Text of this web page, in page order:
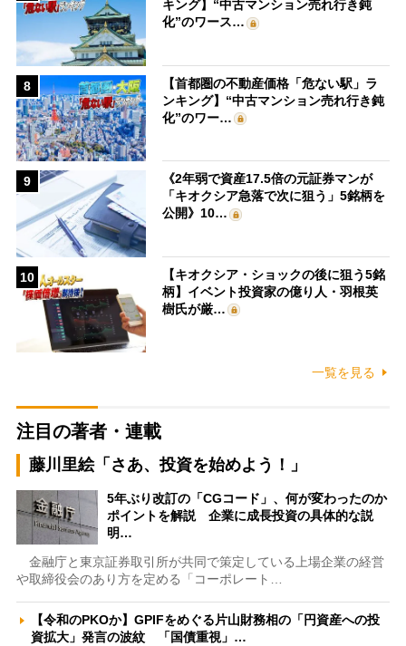
キング】“中古マンション売れ行き鈍
化”のワース…
8
【首都圏の不動産価格「危ない駅」ラ
ンキング】“中古マンション売れ行き鈍
化”のワー…
9
《2年弱で資産17.5倍の元証券マンが
「キオクシア急落で次に狙う」5銘柄を
公開》10…
10
【キオクシア・ショックの後に狙う5銘
柄】イベント投資家の億り人・羽根英
樹氏が厳…
一覧を見る
注目の著者・連載
藤川里絵「さあ、投資を始めよう！」
5年ぶり改訂の「CGコード」、何が変わったのか
ポイントを解説 企業に成長投資の具体的な説
明…
金融庁と東京証券取引所が共同で策定している上場企業の経営
や取締役会のあり方を定める「コーポレート…
【令和のPKOか】GPIFをめぐる片山財務相の「円資産への投
資拡大」発言の波紋 「国債重視」…